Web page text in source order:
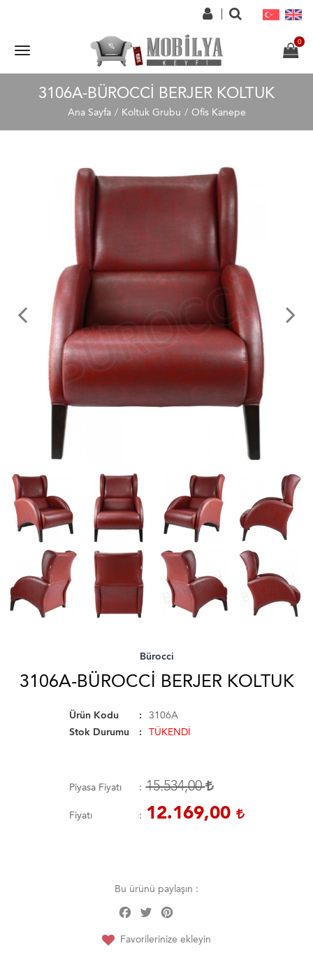
3106A-BÜROCCI BERJER KOLTUK
Ana Sayfa Koltuk Grubu Ofis Kanepe
Bürocci
3106A-BÜROCCI BERJER KOLTUK
Ürün Kodu
3106A
Stok Durumu
TÜKENDİ
Piyasa Fiyatı 15.534,00
Fiyatı 12.169,00
Bu ürünü paylaşın :
Facebook
Twitter
Favorilerinize ekleyin